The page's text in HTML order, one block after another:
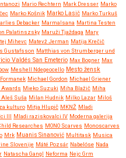
Mario Rechtern Mark Dresser Marko
Marko Košnik Marko Lasič Marko Turkuš
Debacker Marmalsana Martina Testen
Palatinszsky Maruži Tjaždaga Mary
Mihevc Matevž Jerman Matija Krečič
Gustafsson Matthias von Strumberger und
Valdés San Emeterio Max Bogner Max
Meshell Ndegeocello Mesto žensk
Michael Gordon Michael Griener
Awards Mieko Suzuki Miha Blažič Miha
Suša Milan Hudnik Milko Lazar Miloš
kulturo Mitja Hlupič MKNŽ Mladi
III Mladi raziskovalci IV Moderna galerija
Researches MONO Scarves Monoscarves
Mrk Muanis Sinanović Multitask Musica
Slovenije Máté Pozsár Nabelóse Nada
Natascha Gangl Neforma Nejc Grm